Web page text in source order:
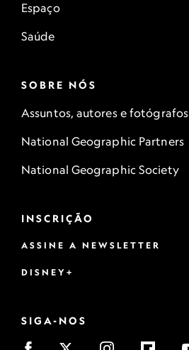
Espaço
Saúde
SOBRE NÓS
Assuntos, autores e fotógrafos
National Geographic Partners
National Geographic Society
INSCRIÇÃO
ASSINE A NEWSLETTER
DISNEY+
SIGA-NOS